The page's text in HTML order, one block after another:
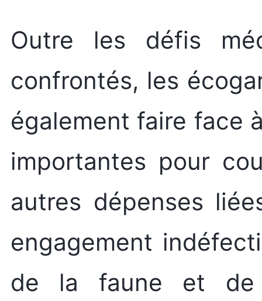
Outre les défis
confrontés, les
également faire face
importantes pour
autres dépenses
engagement
de la faune et